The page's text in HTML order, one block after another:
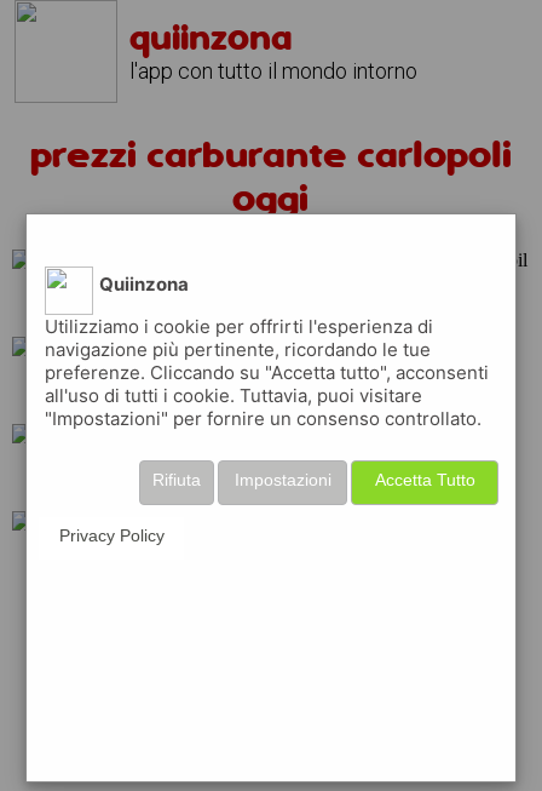
quiinzona
l'app con tutto il mondo intorno
prezzi carburante carlopoli
oggi
shell esso erg
total api
Quiinzona
Utilizziamo i cookie per offrirti l'esperienza di
navigazione più pertinente, ricordando le tue
preferenze. Cliccando su "Accetta tutto", acconsenti
all'uso di tutti i cookie. Tuttavia, puoi visitare
"Impostazioni" per fornire un consenso controllato.
Accetta Tutto
Impostazioni
Rifiuta
Privacy Policy